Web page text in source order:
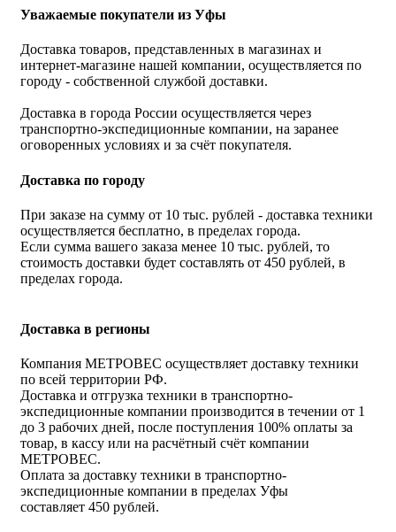
Уважаемые покупатели из Уфы
Доставка товаров, представленных в магазинах и
интернет-магазине нашей компании, осуществляется по
городу - собственной службой доставки.
Доставка в города России осуществляется через
транспортно-экспедиционные компании, на заранее
оговоренных условиях и за счёт покупателя.
Доставка по городу
При заказе на сумму от 10 тыс. рублей - доставка техники
осуществляется бесплатно, в пределах города.
Если сумма вашего заказа менее 10 тыс. рублей, то
стоимость доставки будет составлять от 450 рублей, в
пределах города.
Доставка в регионы
Компания МЕТРОВЕС осуществляет доставку техники
по всей территории РФ.
Доставка и отгрузка техники в транспортно-
экспедиционные компании производится в течении от 1
до 3 рабочих дней, после поступления 100% оплаты за
товар, в кассу или на расчётный счёт компании
МЕТРОВЕС.
Оплата за доставку техники в транспортно-
экспедиционные компании в пределах Уфы
составляет 450 рублей.